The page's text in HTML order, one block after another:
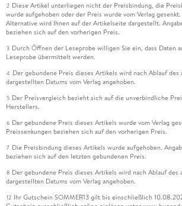
2 Diese Artikel unterliegen nicht der Preisbindung, die
wurde aufgehoben oder der Preis wurde vom Verlag
Alternative wird Ihnen auf der Artikelseite dargestellt.
beziehen sich auf den vorherigen Preis.
3 Durch Öffnen der Leseprobe willigen Sie ein, dass Daten
Leseprobe übermittelt werden.
4 Der gebundene Preis dieses Artikels wird nach Ablauf
dargestellten Datums vom Verlag angehoben.
5 Der Preisvergleich bezieht sich auf die unverbindliche
Herstellers.
6 Der gebundene Preis dieses Artikels wurde vom Verlag
Preissenkungen beziehen sich auf den vorherigen Preis.
7 Die Preisbindung dieses Artikels wurde aufgehoben.
beziehen sich auf den letzten gebundenen Preis.
8 Der gebundene Preis dieses Artikels wird nach Ablauf
dargestellten Datums vom Verlag angehoben.
12 Ihr Gutschein SOMMER13 gilt bis einschließlich